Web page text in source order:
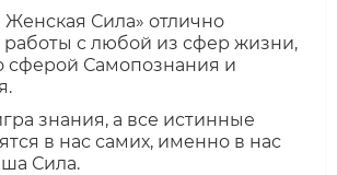
Женская Сила» отлично
работы с любой из сфер жизни,
сферой Самопознания и
знания, а все истинные
в нас самих, именно в нас
Сила.